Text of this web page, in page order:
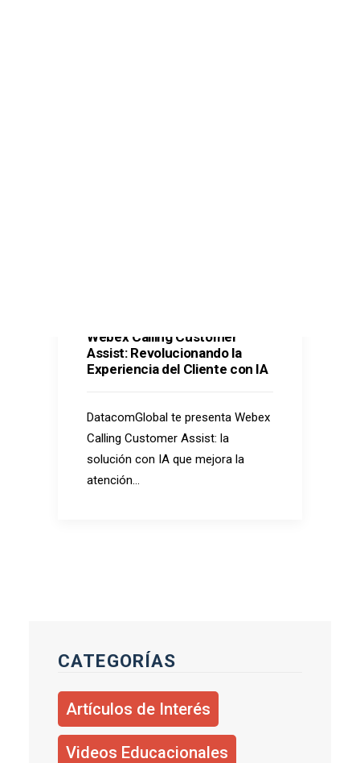
Webex Calling Customer
Assist: Revolucionando la
Experiencia del Cliente con IA
DatacomGlobal te presenta Webex
Calling Customer Assist: la
solución con IA que mejora la
atención…
CATEGORÍAS
Artículos de Interés
Videos Educacionales